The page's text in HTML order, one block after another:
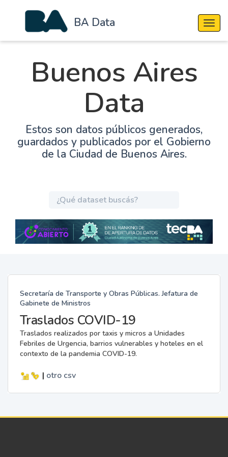
BA Data
Buenos Aires
Data
Estos son datos públicos generados,
guardados y publicados por el Gobierno
de la Ciudad de Buenos Aires.
Secretaría de Transporte y Obras Públicas. Jefatura de
Gabinete de Ministros
Traslados COVID-19
Traslados realizados por taxis y micros a Unidades
Febriles de Urgencia, barrios vulnerables y hoteles en el
contexto de la pandemia COVID-19.
| otro csv